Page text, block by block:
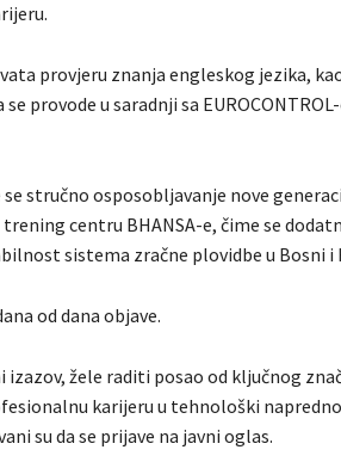
provjeru znanja engleskog jezika,
provode u saradnji sa
se stručno osposobljavanje nove
centru BHANSA-e, čime se
sistema zračne plovidbe u Bosni i
od dana objave.
žele raditi posao od ključnog
karijeru u tehnološki
su da se prijave na javni oglas.